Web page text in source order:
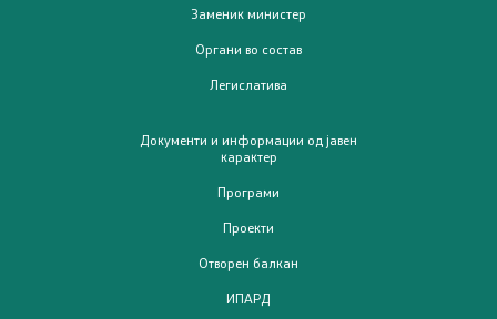
Изјава за пристапност
Заменик министер
Органи во состав
Легислатива
Документи и информации од јавен
карактер
Програми
Проекти
Отворен балкан
ИПАРД